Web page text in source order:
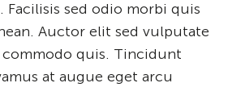
sed odio morbi quis
Auctor elit sed vulputate
quis. Tincidunt
at augue eget arcu